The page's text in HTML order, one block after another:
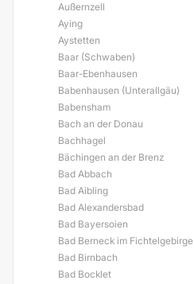
Außernzell
Aying
Aystetten
Baar (Schwaben)
Baar-Ebenhausen
Babenhausen (Unterallgäu)
Babensham
Bach an der Donau
Bachhagel
Bächingen an der Brenz
Bad Abbach
Bad Aibling
Bad Alexandersbad
Bad Bayersoien
Bad Berneck im Fichtelgebirge
Bad Birnbach
Bad Bocklet